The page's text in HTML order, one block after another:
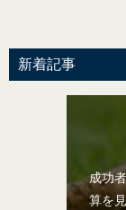
新着記事
成功
算を